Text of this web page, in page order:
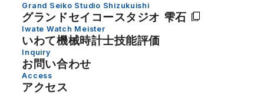
Grand Seiko Studio Shizukuishi
グランドセイコースタジオ 雫石
Iwate Watch Meister
いわて機械時計士技能評価
Inquiry
お問い合わせ
Access
アクセス